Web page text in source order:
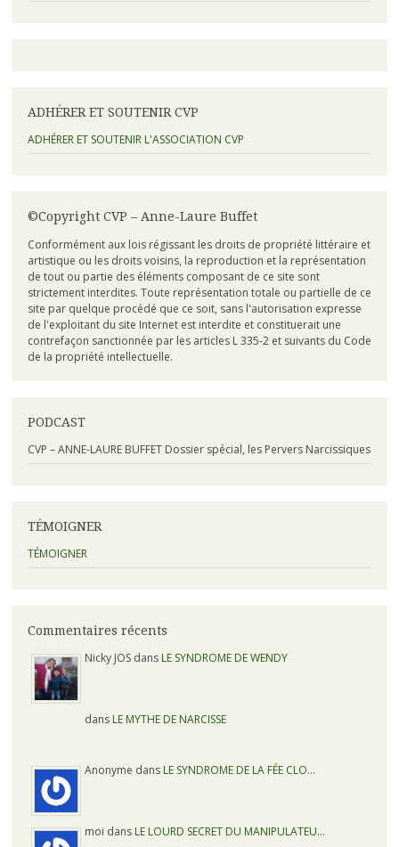
ADHÉRER ET SOUTENIR CVP
ADHÉRER ET SOUTENIR L'ASSOCIATION CVP
©Copyright CVP – Anne-Laure Buffet
Conformément aux lois régissant les droits de propriété littéraire et
artistique ou les droits voisins, la reproduction et la représentation
de tout ou partie des éléments composant de ce site sont
strictement interdites. Toute représentation totale ou partielle de ce
site par quelque procédé que ce soit, sans l'autorisation expresse
de l'exploitant du site Internet est interdite et constituerait une
contrefaçon sanctionnée par les articles L 335-2 et suivants du Code
de la propriété intellectuelle.
PODCAST
CVP – ANNE-LAURE BUFFET Dossier spécial, les Pervers Narcissiques
TÉMOIGNER
TÉMOIGNER
Commentaires récents
Nicky JOS dans LE SYNDROME DE WENDY
dans LE MYTHE DE NARCISSE
Anonyme dans LE SYNDROME DE LA FÉE CLO…
moi dans LE LOURD SECRET DU MANIPULATEU…